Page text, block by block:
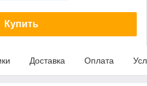
Купить
Доставка Оплата